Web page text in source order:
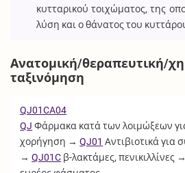
κυτταρικού τοιχώματος, της
λύση και ο θάνατος του
Ανατομική/θεραπευτική/
ταξινόμηση
QJ01CA04
QJ Φάρμακα κατά των λοιμώξεων
χορήγηση →QJ01 Αντιβιοτικά για
→QJ01C β-λακτάμες, πενικιλλίνες